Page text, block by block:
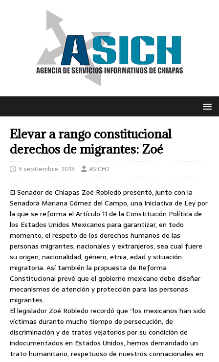
Elevar a rango constitucional
derechos de migrantes: Zoé
5 septiembre, 2013 ASICH2
El Senador de Chiapas Zoé Robledo presentó, junto con la
Senadora Mariana Gómez del Campo, una Iniciativa de Ley por
la que se reforma el Artículo 11 de la Constitución Política de
los Estados Unidos Mexicanos para garantizar, en todo
momento, el respeto de los derechos humanos de las
personas migrantes, nacionales y extranjeros, sea cual fuere
su origen, nacionalidad,género, etnia, edad y situación
migratoria. Así también la propuesta de Reforma
Constitucional prevé que el gobierno mexicano debe diseñar
mecanismos de atención y protección para las personas
migrantes.
El legislador Zoé Robledo recordó que “los mexicanos han sido
víctimas durante mucho tiempo de persecución, de
discriminación y de tratos vejatorios por su condición de
indocumentados en Estados Unidos, hemos demandado un
trato humanitario, respetuoso de nuestros connacionales en